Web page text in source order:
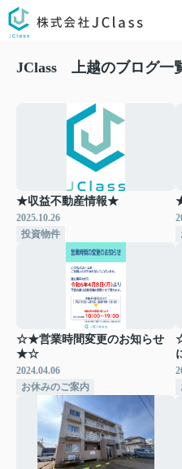
JClass 上越のブログ一
★収益不動産情報★
2025.10.26
投資物件
☆★営業時間変更のお知らせ
★☆
2024.04.06
お休みのご案内